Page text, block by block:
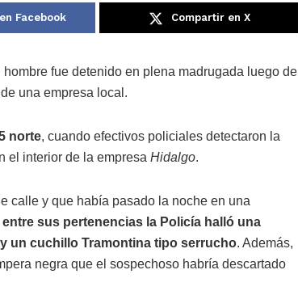
Facebook Compartir en X
hombre fue detenido en plena madrugada luego de
una empresa local.
norte, cuando efectivos policiales detectaron la
el interior de la empresa Hidalgo.
calle y que había pasado la noche en una
entre sus pertenencias la Policía halló una
un cuchillo Tramontina tipo serrucho. Además,
negra que el sospechoso habría descartado